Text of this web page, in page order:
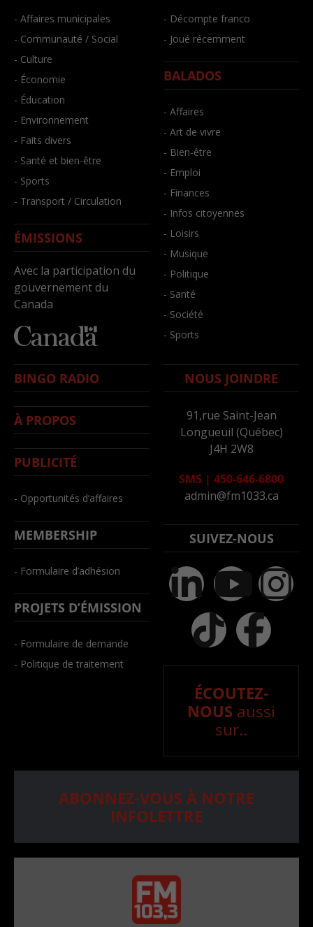
- Affaires municipales
- Communauté / Social
- Culture
- Économie
- Éducation
- Environnement
- Faits divers
- Santé et bien-être
- Sports
- Transport / Circulation
ÉMISSIONS
Avec la participation du
gouvernement du
Canada
- Décompte franco
- Joué récemment
BALADOS
- Affaires
- Art de vivre
- Bien-être
- Emploi
- Finances
- Infos citoyennes
- Loisirs
- Musique
- Politique
- Santé
- Société
- Sports
BINGO RADIO
À PROPOS
PUBLICITÉ
- Opportunités d’affaires
MEMBERSHIP
- Formulaire d’adhésion
PROJETS D’ÉMISSION
- Formulaire de demande
- Politique de traitement
NOUS JOINDRE
91,rue Saint-Jean
Longueuil (Québec)
J4H 2W8
SMS | 450-646-6800
admin@fm1033.ca
SUIVEZ-NOUS
ÉCOUTEZ-
NOUS aussi
sur..
ABONNEZ-VOUS À NOTRE
INFOLETTRE